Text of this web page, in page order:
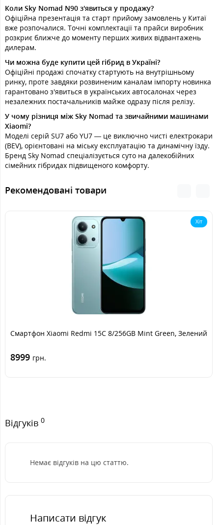
Коли Sky Nomad N90 з'явиться у продажу?
Офіційна презентація та старт прийому замовлень у Китаї
вже розпочалися. Точні комплектації та прайси виробник
розкриє ближче до моменту перших живих відвантажень
дилерам.
Чи можна буде купити цей гібрид в Україні?
Офіційні продажі спочатку стартують на внутрішньому
ринку, проте завдяки розвиненим каналам імпорту новинка
гарантовано з'явиться в українських автосалонах через
незалежних постачальників майже одразу після релізу.
У чому різниця між Sky Nomad та звичайними машинами
Xiaomi?
Моделі серій SU7 або YU7 — це виключно чисті електрокари
(BEV), орієнтовані на міську експлуатацію та динамічну їзду.
Бренд Sky Nomad спеціалізується суто на далекобійних
сімейних гібридах підвищеного комфорту.
Рекомендовані товари
Хіт
Смартфон Xiaomi Redmi 15C 8/256GB Mint Green, Зелений
8999 грн.
Відгуків 0
Немає відгуків на цю статтю.
Написати відгук